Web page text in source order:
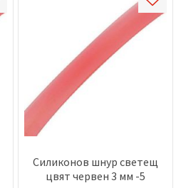
Силиконов шнур светещ
цвят червен 3 мм -5